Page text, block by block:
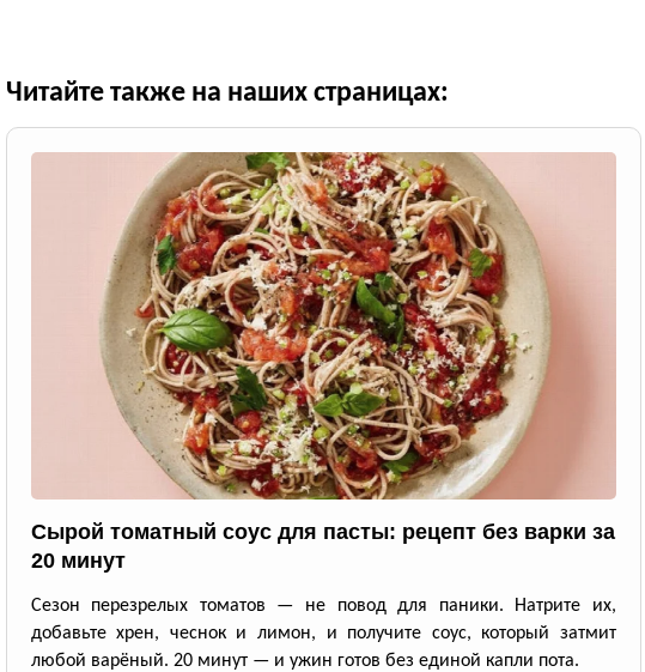
Читайте также на наших страницах:
Сырой томатный соус для пасты: рецепт без варки за
20 минут
Сезон перезрелых томатов — не повод для паники. Натрите их,
добавьте хрен, чеснок и лимон, и получите соус, который затмит
любой варёный. 20 минут — и ужин готов без единой капли пота.